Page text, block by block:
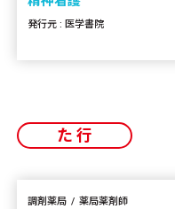
発行元 : 医学書院
た行
調剤薬局 薬局薬剤師